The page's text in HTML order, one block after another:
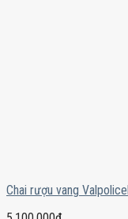
Chai rượu vang